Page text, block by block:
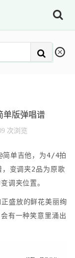
单版弹唱谱
次浏览
简单吉他，为4/4拍
，变调夹2品为原歌
调夹位置。
盛放的鲜花美丽绚
有一种笑意里涌出